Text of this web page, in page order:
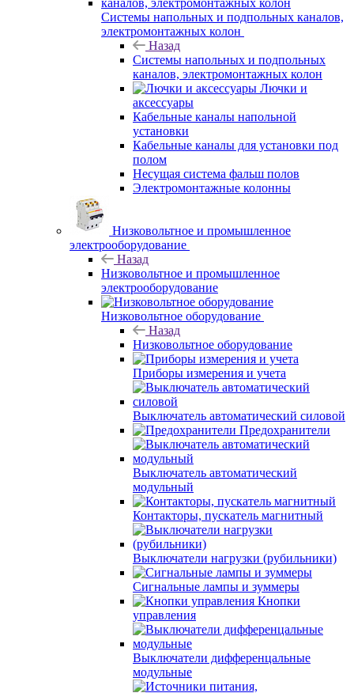
Системы напольных и подпольных каналов,
электромонтажных колон
Назад
Системы напольных и подпольных
каналов, электромонтажных колон
Лючки и
аксессуары
Кабельные каналы напольной
установки
Кабельные каналы для установки под
полом
Несущая система фальш полов
Электромонтажные колонны
Низковольтное и промышленное
электрооборудование
Назад
Низковольтное и промышленное
электрооборудование
Низковольтное оборудование
Назад
Низковольтное оборудование
Приборы измерения и учета
Выключатель автоматический силовой
Предохранители
Выключатель автоматический
модульный
Контакторы, пускатель магнитный
Выключатели нагрузки (рубильники)
Сигнальные лампы и зуммеры
Кнопки
управления
Выключатели дифференцальные
модульные